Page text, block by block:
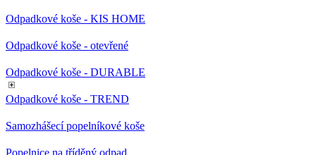
Odpadkové koše - CHIC BIN